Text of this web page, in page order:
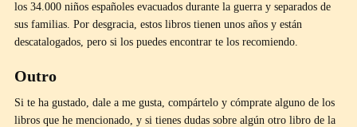
los 34.000 niños españoles evacuados durante la guerra y separados de
sus familias. Por desgracia, estos libros tienen unos años y están
descatalogados, pero si los puedes encontrar te los recomiendo.
Outro
Si te ha gustado, dale a me gusta, compártelo y cómprate alguno de los
libros que he mencionado, y si tienes dudas sobre algún otro libro de la